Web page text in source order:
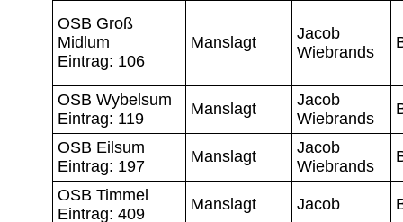
OSB Groß
Midlum
Eintrag: 106
Manslagt
Jacob
Wiebrands
OSB Wybelsum
Eintrag: 119
Manslagt
Jacob
Wiebrands
OSB Eilsum
Eintrag: 197
Manslagt
Jacob
Wiebrands
OSB Timmel
Eintrag: 409
Manslagt Jacob